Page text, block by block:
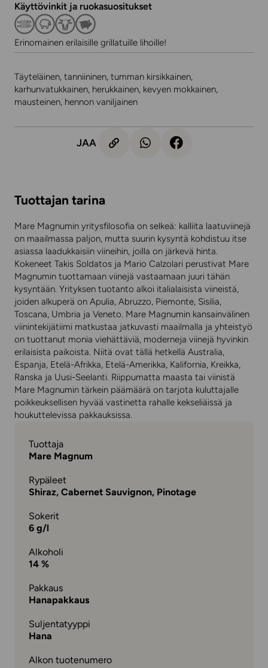
Käyttövinkit ja ruokasuositukset
Erinomainen erilaisille grillatuille lihoille!
Täyteläinen, tanniininen, tumman kirsikkainen,
karhunvatukkainen, herukkainen, kevyen mokkainen,
mausteinen, hennon vaniljainen
JAA
Tuottajan tarina
Mare Magnumin yritysfilosofia on selkeä: kalliita laatuviinejä
on maailmassa paljon, mutta suurin kysyntä kohdistuu itse
asiassa laadukkaisiin viineihin, joilla on järkevä hinta.
Kokeneet Takis Soldatos ja Mario Calzolari perustivat Mare
Magnumin tuottamaan viinejä vastaamaan juuri tähän
kysyntään. Yrityksen tuotanto alkoi italialaisista viineistä,
joiden alkuperä on Apulia, Abruzzo, Piemonte, Sisilia,
Toscana, Umbria ja Veneto. Mare Magnumin kansainvälinen
viinintekijätiimi matkustaa jatkuvasti maailmalla ja yhteistyö
on tuottanut monia viehättäviä, moderneja viinejä hyvinkin
erilaisista paikoista. Niitä ovat tällä hetkellä Australia,
Espanja, Etelä-Afrikka, Etelä-Amerikka, Kalifornia, Kreikka,
Ranska ja Uusi-Seelanti. Riippumatta maasta tai viinistä
Mare Magnumin tärkein päämäärä on tarjota kuluttajalle
poikkeuksellisen hyvää vastinetta rahalle kekseliäissä ja
houkuttelevissa pakkauksissa.
Tuottaja
Mare Magnum
Rypäleet
Shiraz, Cabernet Sauvignon, Pinotage
Sokerit
6 g/l
Alkoholi
14 %
Pakkaus
Hanapakkaus
Suljentatyyppi
Hana
Alkon tuotenumero